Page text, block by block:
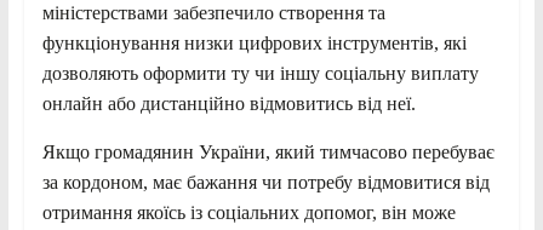
міністерствами забезпечило створення та
функціонування низки цифрових інструментів, які
дозволяють оформити ту чи іншу соціальну виплату
онлайн або дистанційно відмовитись від неї.
Якщо громадянин України, який тимчасово перебуває
за кордоном, має бажання чи потребу відмовитися від
отримання якоїсь із соціальних допомог, він може